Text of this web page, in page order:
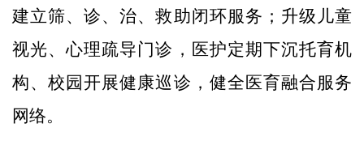
建立筛、诊、治、救助闭环服务；升级儿童
视光、心理疏导门诊，医护定期下沉托育机
构、校园开展健康巡诊，健全医育融合服务
网络。